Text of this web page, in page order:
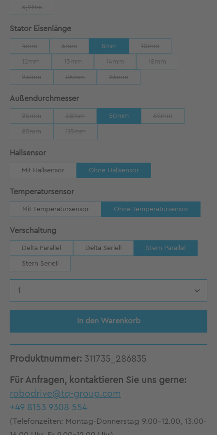
3,9Nm
Stator Eisenlängeauswählen
4mm 6mm 8mm 10mm
12mm 13mm 14mm 18mm
23mm 25mm 26mm
Außendurchmesserauswählen
25mm 38mm 50mm 69mm
85mm 115mm
Hallsensorauswählen
Mit Hallsensor Ohne Hallsensor
Temperatursensorauswählen
Mit Temperatursensor Ohne Temperatursensor
Verschaltungauswählen
Delta Parallel Delta Seriell Stern Parallel
Stern Seriell
Produkt Anzahl: Gib den gewünschten
In den Warenkorb
Produktnummer: 311735_286835
Für Anfragen, kontaktieren Sie uns gerne:
robodrive@tq-group.com
+49 8153 9308 554
(Telefonzeiten: Montag-Donnerstag 9.00-12.00, 13.00-